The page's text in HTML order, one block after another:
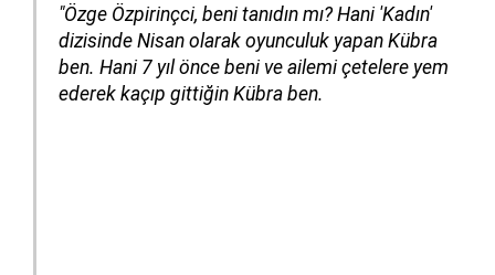
"Özge Özpirinçci, beni tanıdın mı? Hani 'Kadın'
dizisinde Nisan olarak oyunculuk yapan Kübra
ben. Hani 7 yıl önce beni ve ailemi çetelere yem
ederek kaçıp gittiğin Kübra ben.